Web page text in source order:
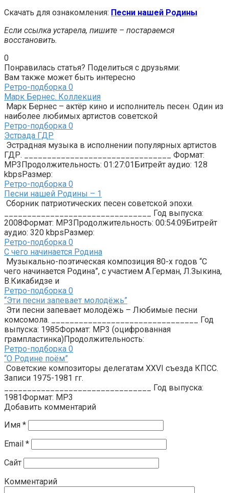
Скачать для ознакомления: Песни нашей Родины
Если ссылка устарела, пишите – постараемся
восстановить.
0
Понравилась статья? Поделиться с друзьями:
Вам также может быть интересно
Ретро-подборка 0
Марк Бернес. Коллекция
Марк Бернес – актёр кино и исполнитель песен. Один из
наиболее любимых артистов советской
Ретро-подборка 0
Эстрада ГДР
Эстрадная музыка в исполнении популярных артистов
ГДР. ________________________________ Формат:
MP3Продолжительность: 01:27:01Битрейт аудио: 128
kbpsРазмер:
Ретро-подборка 0
Песни нашей Родины – 1
Сборник патриотических песен советской эпохи.
________________________________ Год выпуска:
2008Формат: MP3Продолжительность: 00:54:09Битрейт
аудио: 320 kbpsРазмер:
Ретро-подборка 0
С чего начинается Родина
Музыкально-поэтическая композиция 80-х годов “С
чего начинается Родина”, с участием А.Герман, Л.Зыкина,
В.Кикабидзе и
Ретро-подборка 0
“Эти песни запевает молодёжь”
Эти песни запевает молодёжь – Любимые песни
комсомола. ________________________________ Год
выпуска: 1985Формат: MP3 (оцифрованная
грампластинка)Продолжительность:
Ретро-подборка 0
“О Родине поём”
Советские композиторы делегатам ХХVI съезда КПСС.
Записи 1975-1981 гг.
________________________________ Год выпуска:
1981Формат: MP3
Добавить комментарий
Имя *
Email *
Сайт
Комментарий